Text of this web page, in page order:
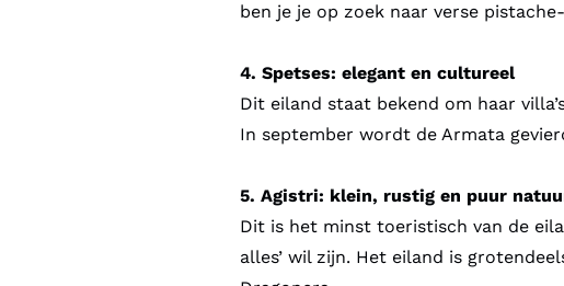
ben je je op zoek naar verse
4. Spetses: elegant en cultureel
Dit eiland staat bekend om haar
In september wordt de Armata
5. Agistri: klein, rustig en puur
Dit is het minst toeristisch van de
alles’ wil zijn. Het eiland is